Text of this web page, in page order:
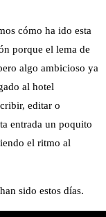
cómo ha ido esta
porque el lema de
algo ambicioso ya
al hotel
editar o
entrada un poquito
el ritmo al
sido estos días.